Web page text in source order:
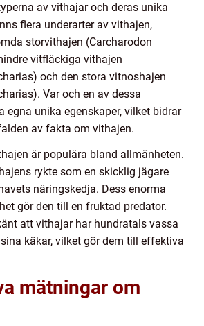
av vithajar och deras unika
flera underarter av vithajen,
storvithajen (Carcharodon
vitfläckiga vithajen
och den stora vitnoshajen
Var och en av dessa
egna unika egenskaper, vilket bidrar
av fakta om vithajen.
är populära bland allmänheten.
rykte som en skicklig jägare
näringskedja. Dess enorma
gör den till en fruktad predator.
att vithajar har hundratals vassa
käkar, vilket gör dem till effektiva
mätningar om